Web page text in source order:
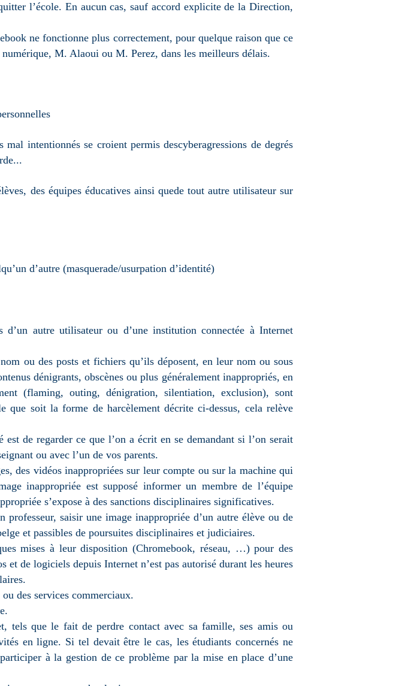
l’école. En aucun cas, sauf accord explicite de la Direction,
ne fonctionne plus correctement, pour quelque raison que ce
M. Alaoui ou M. Perez, dans les meilleurs délais.
intentionnés se croient permis descyberagressions de degrés
des équipes éducatives ainsi quede tout autre utilisateur sur
d’autre (masquerade/usurpation d’identité)
autre utilisateur ou d’une institution connectée à Internet
ou des posts et fichiers qu’ils déposent, en leur nom ou sous
dénigrants, obscènes ou plus généralement inappropriés, en
(flaming, outing, dénigration, silentiation, exclusion), sont
que soit la forme de harcèlement décrite ci-dessus, cela relève
de regarder ce que l’on a écrit en se demandant si l’on serait
ou avec l’un de vos parents.
des vidéos inappropriées sur leur compte ou sur la machine qui
inappropriée est supposé informer un membre de l’équipe
s’expose à des sanctions disciplinaires significatives.
saisir une image inappropriée d’un autre élève ou de
et passibles de poursuites disciplinaires et judiciaires.
mises à leur disposition (Chromebook, réseau, …) pour des
de logiciels depuis Internet n’est pas autorisé durant les heures
des services commerciaux.
tels que le fait de perdre contact avec sa famille, ses amis ou
en ligne. Si tel devait être le cas, les étudiants concernés ne
à la gestion de ce problème par la mise en place d’une